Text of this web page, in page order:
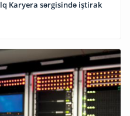
Karyera sərgisində iştirak